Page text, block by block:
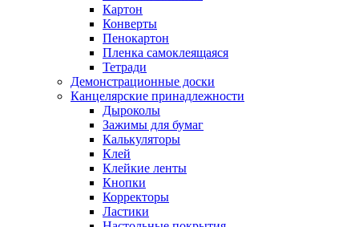
Картон
Конверты
Пенокартон
Пленка самоклеящаяся
Тетради
Демонстрационные доски
Канцелярские принадлежности
Дыроколы
Зажимы для бумаг
Калькуляторы
Клей
Клейкие ленты
Кнопки
Корректоры
Ластики